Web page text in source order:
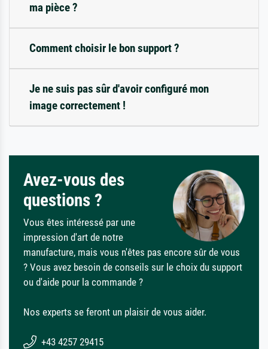
ma pièce ?
Comment choisir le bon support ?
Je ne suis pas sûr d'avoir configuré mon
image correctement !
Avez-vous des
questions ?
Vous êtes intéressé par une
impression d'art de notre
manufacture, mais vous n'êtes pas encore sûr de vous
? Vous avez besoin de conseils sur le choix du support
ou d'aide pour la commande ?
Nos experts se feront un plaisir de vous aider.
+43 4257 29415